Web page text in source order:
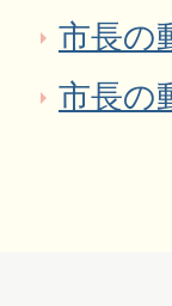
市長の
市長の